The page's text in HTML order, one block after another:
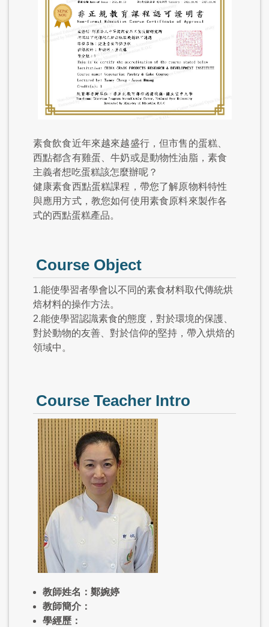
素食飲食近年來越來越盛行，但市售的蛋糕、
西點都含有雞蛋、牛奶或是動物性油脂，素食
主義者想吃蛋糕該怎麼辦呢？
健康素食西點蛋糕課程，帶您了解原物料特性
與應用方式，教您如何使用素食原料來製作各
式的西點蛋糕產品。
Course Object
1.能使學習者學會以不同的素食材料取代傳統烘
焙材料的操作方法。
2.能使學習認識素食的態度，對於環境的保護、
對於動物的友善、對於信仰的堅持，帶入烘焙的
領域中。
Course Teacher Intro
教師姓名：鄭婉婷
教師簡介：
學經歷：